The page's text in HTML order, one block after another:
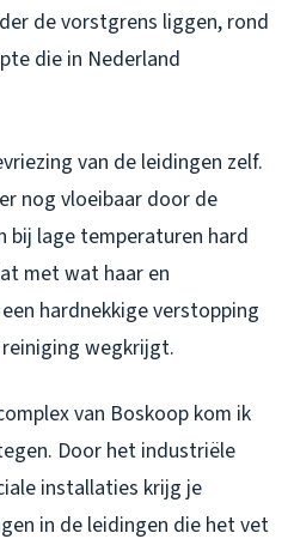
de vorstgrens liggen, rond
die in Nederland
van de leidingen zelf.
nog vloeibaar door de
bij lage temperaturen hard
met wat haar en
hardnekkige verstopping
wegkrijgt.
van Boskoop kom ik
Door het industriële
installaties krijg je
in de leidingen die het vet